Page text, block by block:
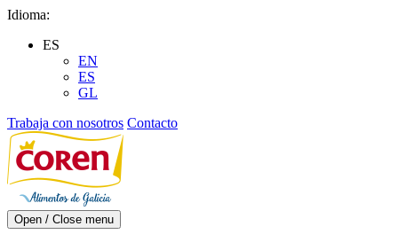
Skip
content
Idioma:
ES
EN
ES
GL
Trabaja con nosotros Contacto
Open / Close menu